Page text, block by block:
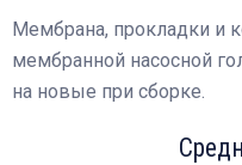
Мембрана, прокладки и
мембранной насосной
на новые при сборке.